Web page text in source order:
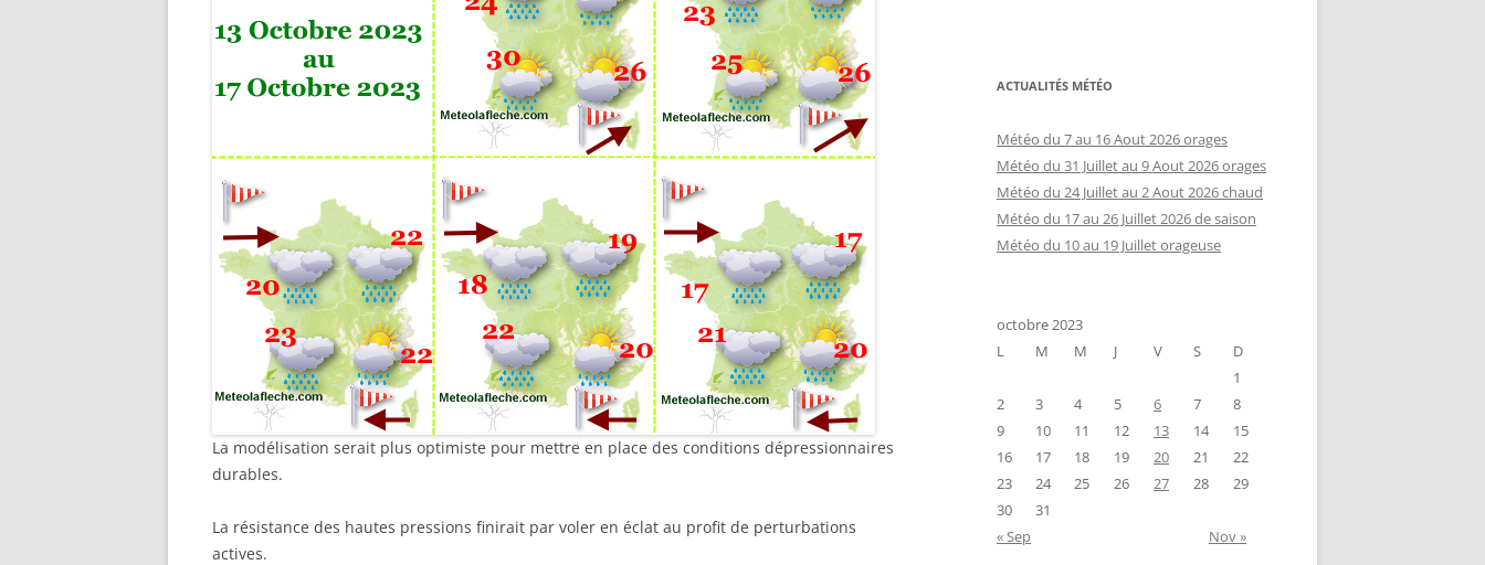
La modélisation serait plus optimiste pour mettre en place des conditions dépressionnaires
durables.
La résistance des hautes pressions finirait par voler en éclat au profit de perturbations
actives.
ACTUALITÉS MÉTÉO
Météo du 7 au 16 Aout 2026 orages
Météo du 31 Juillet au 9 Aout 2026 orages
Météo du 24 Juillet au 2 Aout 2026 chaud
Météo du 17 au 26 Juillet 2026 de saison
Météo du 10 au 19 Juillet orageuse
octobre 2023
L
M M J V S
D
1
2
3 4 5 6 7
8
9
10 11 12 13 14
15
16
17 18 19 20 21
22
23
24 25 26 27 28
29
30
31
« Sep
Nov »